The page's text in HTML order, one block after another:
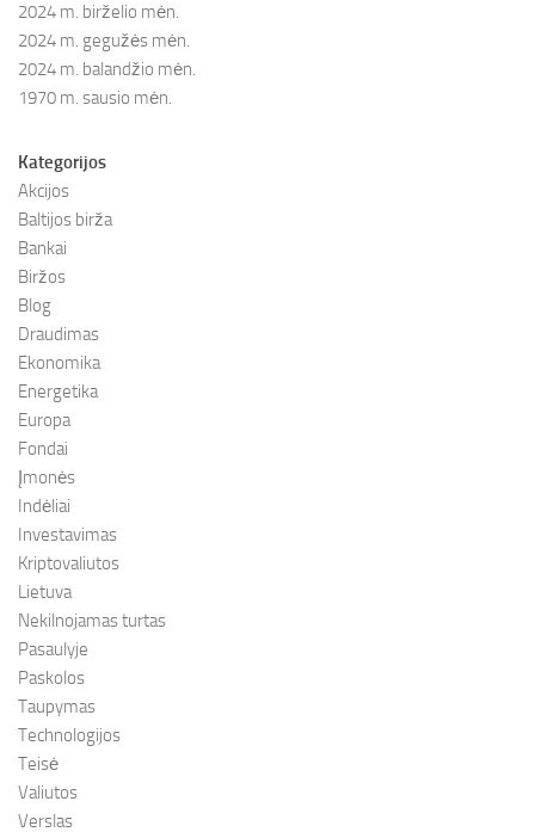
2024 m. birželio mėn.
2024 m. gegužės mėn.
2024 m. balandžio mėn.
1970 m. sausio mėn.
Kategorijos
Akcijos
Baltijos birža
Bankai
Biržos
Blog
Draudimas
Ekonomika
Energetika
Europa
Fondai
Įmonės
Indėliai
Investavimas
Kriptovaliutos
Lietuva
Nekilnojamas turtas
Pasaulyje
Paskolos
Taupymas
Technologijos
Teisė
Valiutos
Verslas